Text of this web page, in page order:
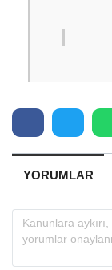
YORUMLAR